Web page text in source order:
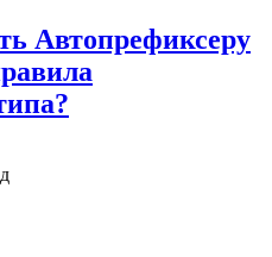
Автопрефиксеру